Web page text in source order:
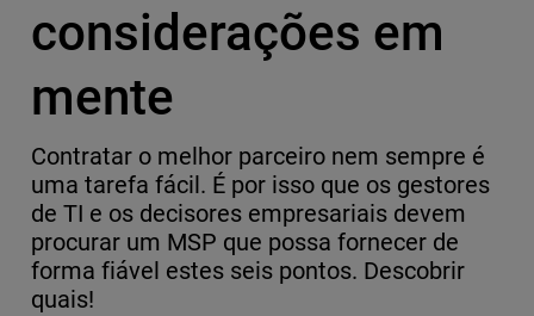
considerações em
mente
Contratar o melhor parceiro nem sempre é
uma tarefa fácil. É por isso que os gestores
de TI e os decisores empresariais devem
procurar um MSP que possa fornecer de
forma fiável estes seis pontos. Descobrir
quais!